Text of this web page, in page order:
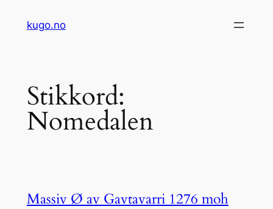
kugo.no
Stikkord:
Nomedalen
Massiv Ø av Gavtavarri 1276 moh